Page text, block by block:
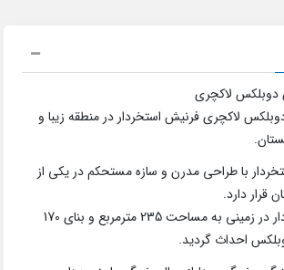
دوبلکس لاکچری
لاکچری فرنیش استخردار در منطقه زیبا و
با طراحی مدرن و سازه مستحکم در یکی از
قرار دارد.
ویلای جنگلی استخردار در زمینی به مساحت 235 مترمربع و بنای 170
احداث گردید.